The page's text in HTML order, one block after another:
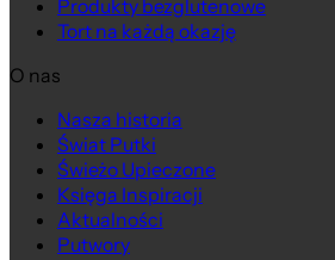
Produkty bezglutenowe
Tort na każdą okazję
O nas
Nasza historia
Świat Putki
Świeżo Upieczone
Księga Inspiracji
Aktualności
Putwory